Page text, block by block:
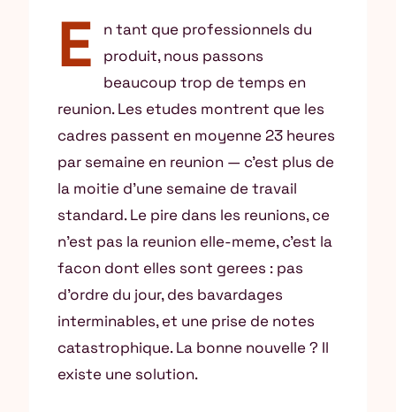
E
n tant que professionnels du
produit, nous passons
beaucoup trop de temps en
reunion. Les etudes montrent que les
cadres passent en moyenne 23 heures
par semaine en reunion — c’est plus de
la moitie d’une semaine de travail
standard. Le pire dans les reunions, ce
n’est pas la reunion elle-meme, c’est la
facon dont elles sont gerees : pas
d’ordre du jour, des bavardages
interminables, et une prise de notes
catastrophique. La bonne nouvelle ? Il
existe une solution.